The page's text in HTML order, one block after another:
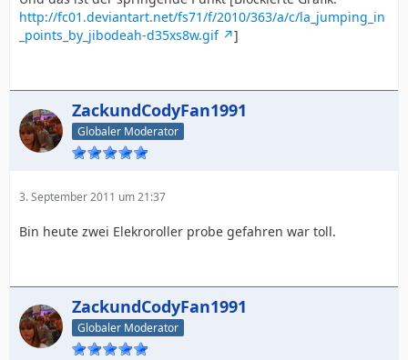
http://fc01.deviantart.net/fs71/f/2010/363/a/c/la_jumping_in
_points_by_jibodeah-d35xs8w.gif
]
ZackundCodyFan1991
Globaler Moderator
3. September 2011 um 21:37
Bin heute zwei Elekroroller probe gefahren war toll.
ZackundCodyFan1991
Globaler Moderator